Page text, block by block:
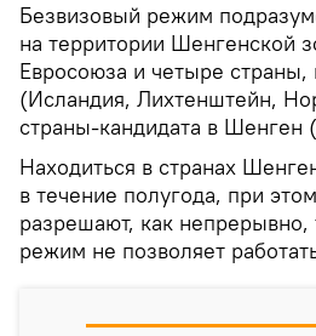
Безвизовый режим
на территории Шенгенской
Евросоюза и четыре страны,
(Исландия, Лихтенштейн,
страны-кандидата в Шенген
Находиться в странах
в течение полугода, при
разрешают, как
режим не позволяет